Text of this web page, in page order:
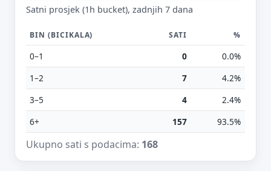
Satni prosjek (1h bucket), zadnjih 7 dana
BIN (BICIKALA) SATI %
0–1 0
0.0%
1–2
7
4.2%
3–5
4
2.4%
6+
157 93.5%
Ukupno sati s podacima: 168
Vrsta poruke
Tvoj prijedlog
E-mail (opcionalno)